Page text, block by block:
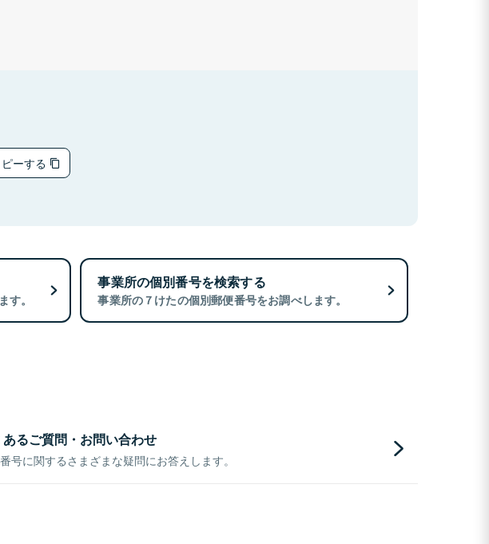
ーする
。
事業所の個別番号を検索する
事業所の７けたの個別郵便番号をお調べします。
あるご質問・お問い合わせ
号に関するさまざまな疑問にお答えします。